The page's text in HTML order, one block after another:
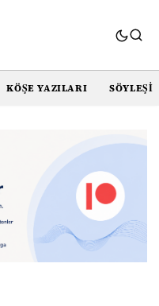
KÖŞE YAZILARI SÖYLEŞI